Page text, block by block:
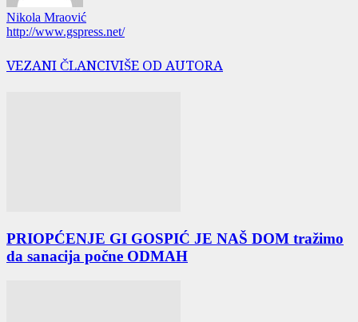
Nikola Mraović
http://www.gspress.net/
VEZANI ČLANCIVIŠE OD AUTORA
PRIOPĆENJE GI GOSPIĆ JE NAŠ DOM tražimo
da sanacija počne ODMAH